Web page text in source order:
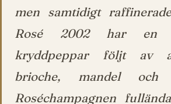
men samtidigt
Rosé 2002 har en
kryddpeppar följt av
brioche, mandel
Roséchampagnen